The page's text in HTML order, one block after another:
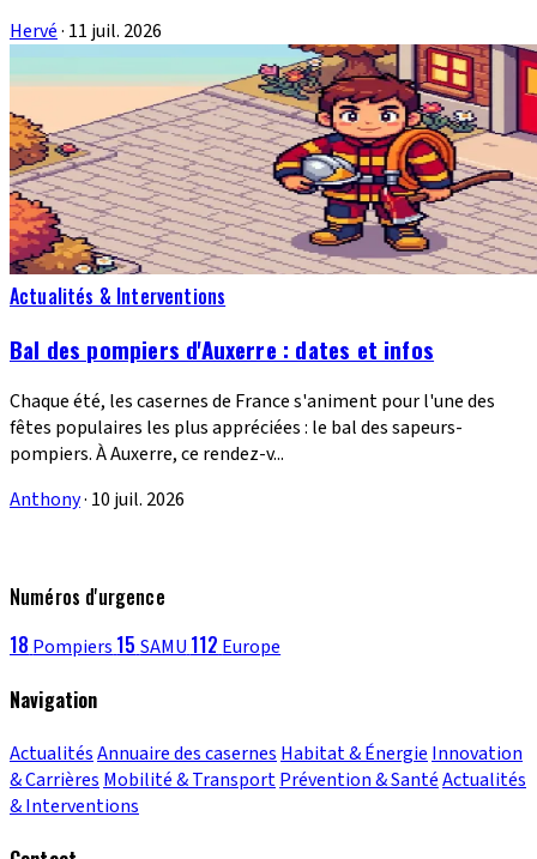
Hervé· 11 juil. 2026
Actualités & Interventions
Bal des pompiers d'Auxerre : dates et infos
Chaque été, les casernes de France s'animent pour l'une des
fêtes populaires les plus appréciées : le bal des sapeurs-
pompiers. À Auxerre, ce rendez-v...
Anthony· 10 juil. 2026
Numéros d'urgence
18 Pompiers 15 SAMU 112 Europe
Navigation
ActualitésAnnuaire des casernes Habitat & Énergie Innovation
& Carrières Mobilité & TransportPrévention & SantéActualités
& Interventions